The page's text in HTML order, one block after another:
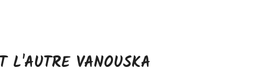
L'AUTRE VANOUSKA